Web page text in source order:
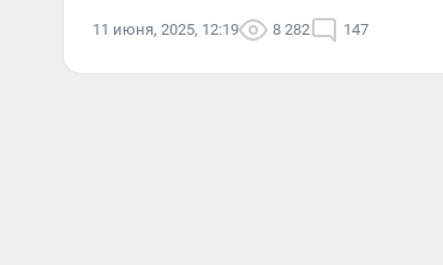
11 июня, 2025, 12:19 8 282 147